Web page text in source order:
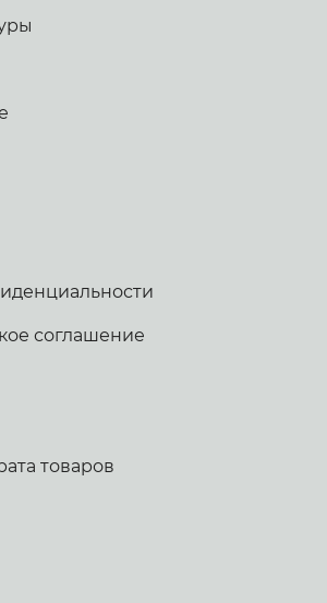
соглашение
товаров